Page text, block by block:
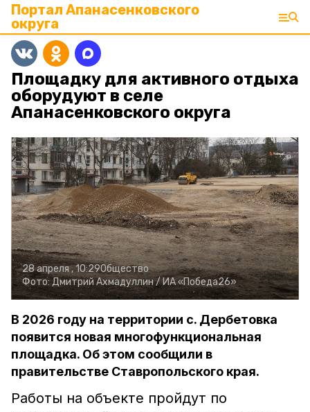
Портал Апанасенковского
округа
Площадку для активного отдыха
оборудуют в селе
Апанасенковского округа
28 апреля , 10:29Общество
Фото:Дмитрий Ахмадуллин /ИА «Победа26»
В 2026 году на территории с. Дербетовка
появится новая многофункциональная
площадка. Об этом сообщили в
правительстве Ставропольского края.
Работы на объекте пройдут по